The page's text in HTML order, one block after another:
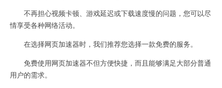
不再担心视频卡顿、游戏延迟或下载速度慢的问题，您可以尽
情享受各种网络活动。
在选择网页加速器时，我们推荐您选择一款免费的服务。
免费使用网页加速器不但方便快捷，而且能够满足大部分普通
用户的需求。